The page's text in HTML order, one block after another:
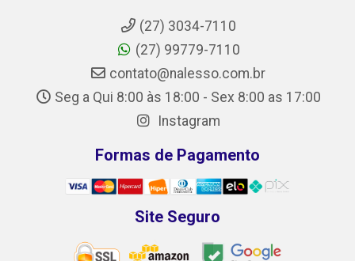
(27) 3034-7110
(27) 99779-7110
contato@nalesso.com.br
Seg a Qui 8:00 às 18:00 - Sex 8:00 as 17:00
Instagram
Formas de Pagamento
Site Seguro